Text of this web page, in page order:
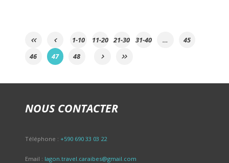
1-10 11-20 21-30 31-40 …
45
46
47 48
NOUS CONTACTER
Téléphone : +590 690 33 03 22
Email : lagon.travel.caraibes@gmail.com